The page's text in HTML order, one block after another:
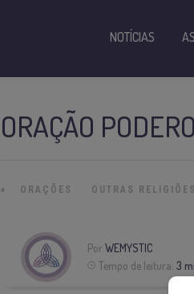
ORAÇÃO
» ORAÇÕES OUTRAS RELIGIÕES
PorWEMYSTIC
Tempo de leitura:3
NOTÍCIAS